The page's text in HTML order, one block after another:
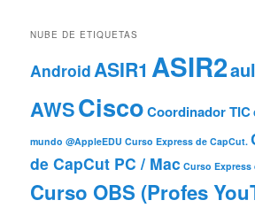
NUBE DE ETIQUETAS
AndroidASIR1 ASIR2
AWSCiscoCoordinador TIC
mundo @AppleEDU Curso Express de CapCut.
de CapCut PC / Mac Curso Express
Curso OBS (Profes